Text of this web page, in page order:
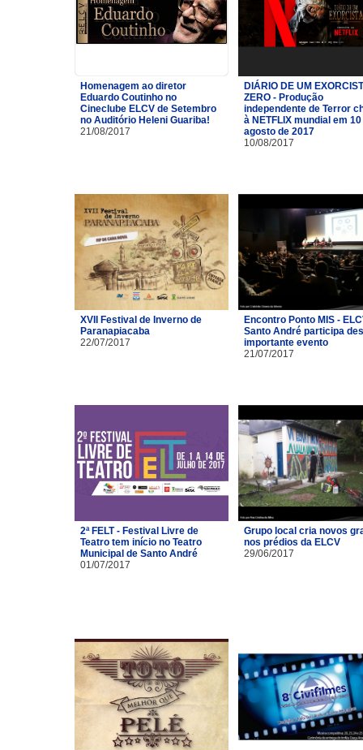
Homenagem ao diretor
Eduardo Coutinho no
Cineclube ELCV de Setembro
no Auditório Heleni Guariba!
21/08/2017
DIÁRIO DE UM
ZERO - Produção
independente de Terror
à NETFLIX mundial em
agosto de 2017
10/08/2017
XVII Festival de Inverno de
Paranapiacaba
22/07/2017
Encontro Ponto MIS -
Santo André participa
importante evento
21/07/2017
2ª FELT - Festival Livre de
Teatro tem início no Teatro
Municipal de Santo André
01/07/2017
Grupo local cria novos
nos prédios da ELCV
29/06/2017